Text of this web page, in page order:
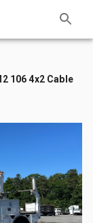
106 4x2 Cable